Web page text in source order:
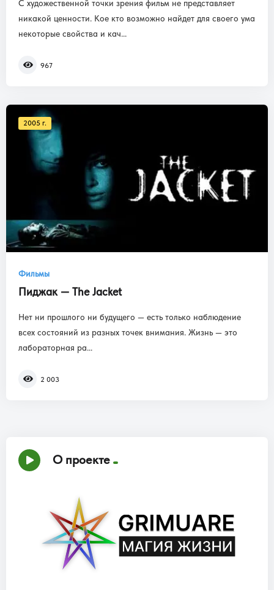
С художественной точки зрения фильм не представляет
никакой ценности. Кое кто возможно найдет для своего ума
некоторые свойства и кач...
967
2005 г.
Фильмы
Пиджак — The Jacket
Нет ни прошлого ни будущего — есть только наблюдение
всех состояний из разных точек внимания. Жизнь — это
лабораторная ра...
2 003
О проекте